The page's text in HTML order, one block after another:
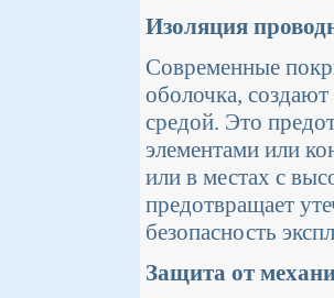
Изоляция
Современные
оболочка,
средой. Это
элементами или
или в местах с
предотвращает
безопасность
Защита от